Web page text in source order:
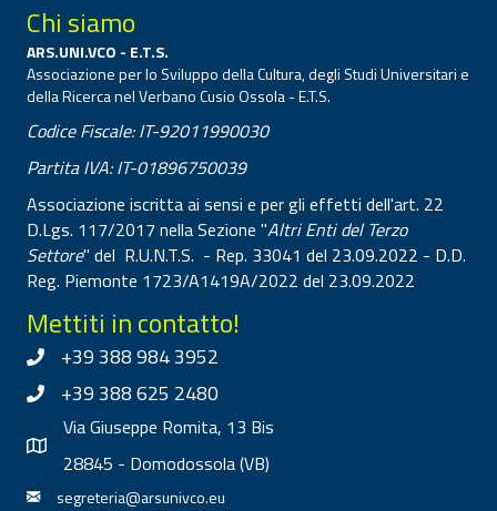
Chi siamo
ARS.UNI.VCO - E.T.S.
Associazione per lo Sviluppo della Cultura, degli Studi Universitari e
della Ricerca nel Verbano Cusio Ossola - E.T.S.
Codice Fiscale: IT-92011990030
Partita IVA: IT-01896750039
Associazione iscritta ai sensi e per gli effetti dell'art. 22
D.Lgs. 117/2017 nella Sezione "Altri Enti del Terzo
Settore" del R.U.N.T.S. - Rep. 33041 del 23.09.2022 - D.D.
Reg. Piemonte 1723/A1419A/2022 del 23.09.2022
Mettiti in contatto!
+39 388 984 3952
+39 388 625 2480
Via Giuseppe Romita, 13 Bis
28845 - Domodossola (VB)
segreteria@arsunivco.eu